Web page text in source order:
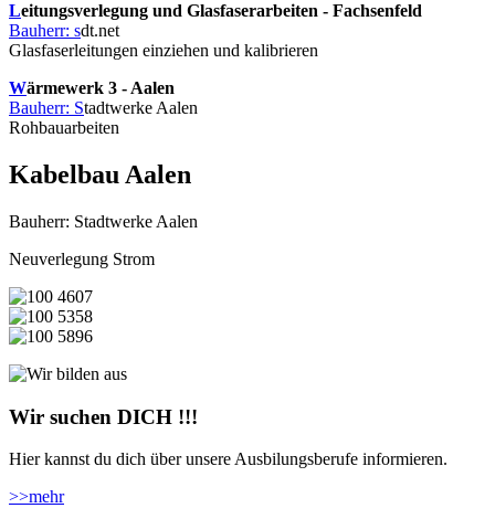
Leitungsverlegung und Glasfaserarbeiten - Fachsenfeld
Bauherr: sdt.net
Glasfaserleitungen einziehen und kalibrieren
Wärmewerk 3 - Aalen
Bauherr: Stadtwerke Aalen
Rohbauarbeiten
Kabelbau Aalen
Bauherr: Stadtwerke Aalen
Neuverlegung Strom
Wir suchen DICH !!!
Hier kannst du dich über unsere Ausbilungsberufe informieren.
>>mehr